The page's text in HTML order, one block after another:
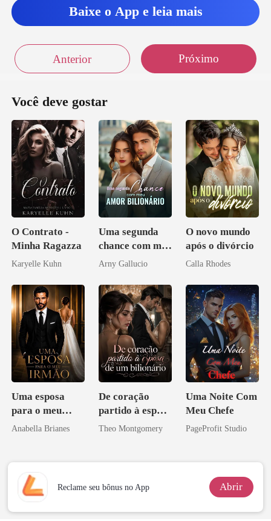
beu na re
Baixe o App e leia mais
Anterior Próximo
Você deve gostar
O Contrato -
Minha Ragazza
Karyelle Kuhn
Uma segunda
chance com meu
amor bilionário
Arny Gallucio
O novo mundo
após o divórcio
Calla Rhodes
Uma esposa
para o meu
irmão
Anabella Brianes
De coração
partido à esposa
de um bilionário
Theo Montgomery
Uma Noite Com
Meu Chefe
PageProfit Studio
Reclame seu bônus no App Abrir